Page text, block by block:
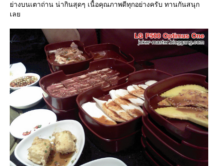
่างบนเตาถ่าน น่ากินสุดๆ เนื้อคุณภาพดีทุกอย่างครับ ทานกันสนุก
เล